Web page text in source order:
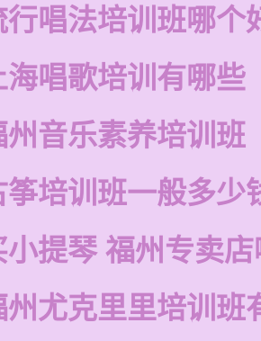
行唱法培训班哪个
海唱歌培训有哪些
州音乐素养培训班
筝培训班一般多少
小提琴 福州专卖
州尤克里里培训班